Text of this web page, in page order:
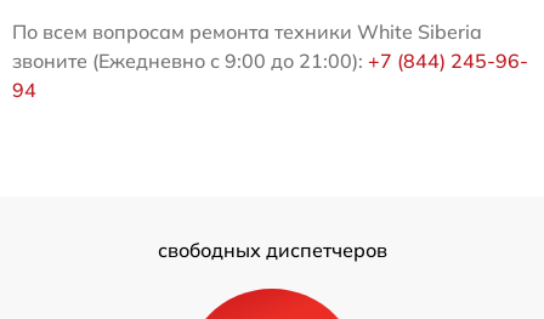
По всем вопросам ремонта техники White Siberia
звоните (Ежедневно с 9:00 до 21:00): +7 (844) 245-96-
94
свободных диспетчеров